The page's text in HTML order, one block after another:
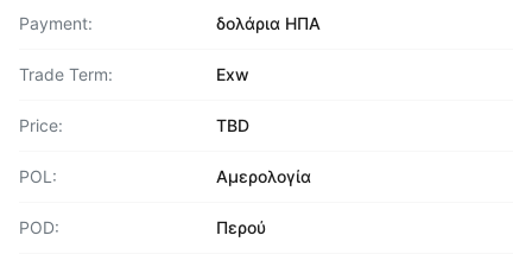
Payment: δολάρια ΗΠΑ
Trade Term: Exw
Price: TBD
POL: Αμερολογία
POD: Περού